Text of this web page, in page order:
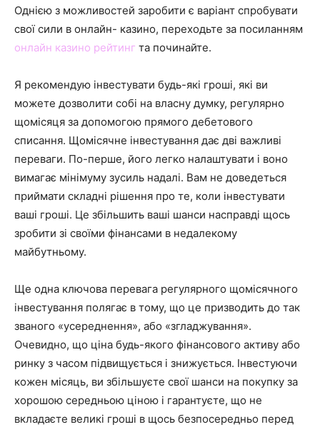
Однією з можливостей заробити є варіант спробувати
свої сили в онлайн- казино, переходьте за посиланням
онлайн казино рейтинг та починайте.
Я рекомендую інвестувати будь-які гроші, які ви
можете дозволити собі на власну думку, регулярно
щомісяця за допомогою прямого дебетового
списання. Щомісячне інвестування дає дві важливі
переваги. По-перше, його легко налаштувати і воно
вимагає мінімуму зусиль надалі. Вам не доведеться
приймати складні рішення про те, коли інвестувати
ваші гроші. Це збільшить ваші шанси насправді щось
зробити зі своїми фінансами в недалекому
майбутньому.
Ще одна ключова перевага регулярного щомісячного
інвестування полягає в тому, що це призводить до так
званого «усереднення», або «згладжування».
Очевидно, що ціна будь-якого фінансового активу або
ринку з часом підвищується і знижується. Інвестуючи
кожен місяць, ви збільшуєте свої шанси на покупку за
хорошою середньою ціною і гарантуєте, що не
вкладаєте великі гроші в щось безпосередньо перед